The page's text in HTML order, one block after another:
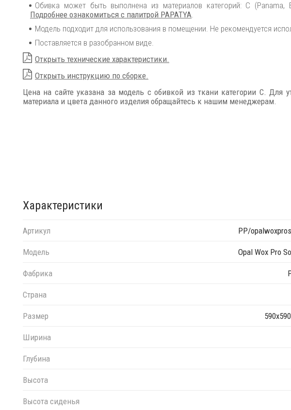
Обивка может быть выполнена из материалов категорий: C (Panama,
Подробнее ознакомиться с палитрой PAPATYA.
Модель подходит для использования в помещении. Не рекомендуется
Поставляется в разобранном виде.
Открыть технические характеристики.
Открыть инструкцию по сборке.
Цена на сайте указана за модель с обивкой из ткани категории C. Для
материала и цвета данного изделия обращайтесь к нашим менеджерам.
Характеристики
Артикул PP/
Модель Opal Wox Pro
Фабрика
Страна
Размер
Ширина
Глубина
Высота
Высота сиденья